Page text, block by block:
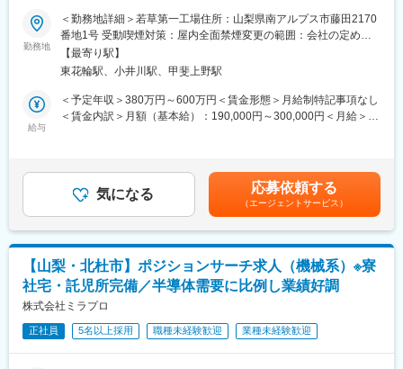
■当社について：
『日本のガリバーから世界のIDOMへ』東証プライム上場でクルマ
買取実績、中古車販売実績共に業界トップクラスの会社です。
https://idom-inc.com/recruit/career-sales/
そ野が広いことも特徴です。主力事業である真空事業では、半導
体製造装置に使われる「溶接ベローズ」で世界トップクラスのシ
ェアを誇ります。その他3事業は真空技術から発展しています。創
業当初から売上も右肩上がりで推移しており、創業50周年にあた
【就業環境】働き方改革を進めており、残業は分単位で管理／本
社近くには社内託児所の設置／本社近辺には単身・世帯用に新築
未経験の方も積極採用しています。
変更の範囲：会社の定める業務
■業務概要：
半導体製造で欠かすことができない真空技術・溶接ベローズ分野
において国内トップシェアを誇る同社にて、同社製品「チラー」
の機械設計に携わっていただきます。
■業務詳細：
顧客との仕様検討・要件整理→機械設計業務～試作・評価→量産
立ち上げ・製品改善→納品の流れで進めていきます。
■チラーとは：
水をはじめとした液体の温度をコントロールするための機械の名
同社は冷却だけでなく加熱もできる為競合が参入しにくく、製品
優位性が高いです。
・本社のある山梨県北杜市は保育園の待機児童0、第二子以降は保
育園無料、高校3年までは医療費無料と子育てしやすい環境が整っ
勤務地
＜勤務地詳細＞若草第一工場住所：山梨県南アルプス市藤田2170
番地1号 受動喫煙対策：屋内全面禁煙変更の範囲：会社の定める
事業所
【最寄り駅】
東花輪駅、小井川駅、甲斐上野駅
給与
＜予定年収＞380万円～600万円＜賃金形態＞月給制特記事項なし
＜賃金内訳＞月額（基本給）：190,000円～300,000円＜月給＞
んと評価に反映されます。賃金はあくまでも目安の金額であり、
選考を通じて上下する可能性があります。月給(月額)は固定手当を
気になる 応募依頼する
（エージェントサービス）
【山梨・北杜市】ポジションサーチ求人（機械系）※寮
社宅・託児所完備／半導体需要に比例し業績好調
株式会社ミラプロ
正社員 5名以上採用 職種未経験歓迎 業種未経験歓迎